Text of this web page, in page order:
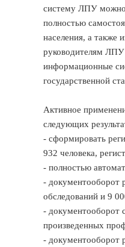
систему ЛПУ можно
полностью
населения, а также
руководителям ЛПУ
информационные
государственной
Активное
следующих
- сформировать
932 человека,
- полностью
- документооборот
обследований и 9
- документооборот
произведенных
- документооборот